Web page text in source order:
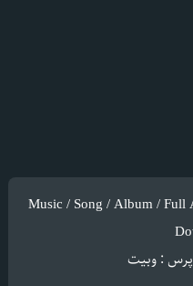
Music / Song / Album / Full
:وبیت